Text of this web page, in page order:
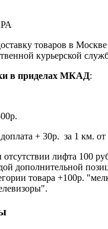
товаров в
курьерской
в приделах МКАД:
+ 30р. за 1 км. от
лифта 100
дополнительной
товара +100р.